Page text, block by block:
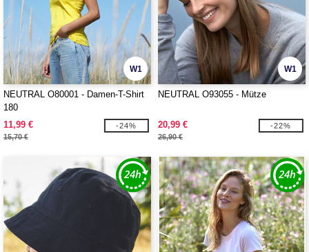
W1
NEUTRAL O80001 - Damen-T-Shirt
180
11,99 €
15,70 €
-24%
W1
NEUTRAL O93055 - Mütze
20,99 €
26,90 €
-22%